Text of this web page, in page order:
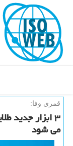
قمری وفا:
۳ ابزار جدید
می شود